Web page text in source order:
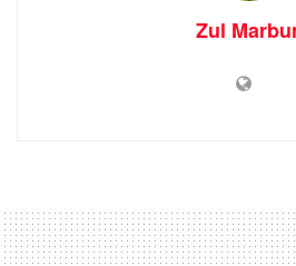
Zul